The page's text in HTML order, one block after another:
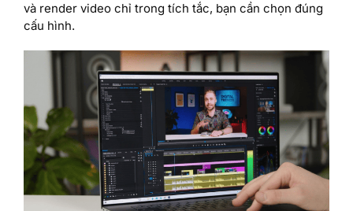
và render video chỉ trong tích tắc, bạn cần chọn đúng
cấu hình.